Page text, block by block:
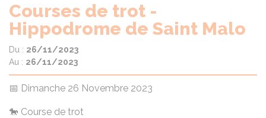
Courses de trot -
Hippodrome de Saint Malo
Du : 26/11/2023
Au : 26/11/2023
📅 Dimanche 26 Novembre 2023
🐎 Course de trot